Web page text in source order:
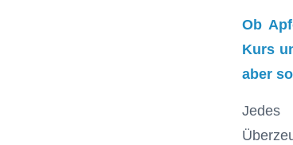
Ob
Kurs
aber
Jedes